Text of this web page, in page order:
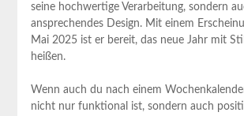
seine hochwertige Verarbeitung, sondern
ansprechendes Design. Mit einem⁤
Mai 2025⁢ ist er bereit, das neue Jahr mit
heißen.
Wenn ⁤auch du⁤ nach einem
nicht nur funktional ist, sondern auch